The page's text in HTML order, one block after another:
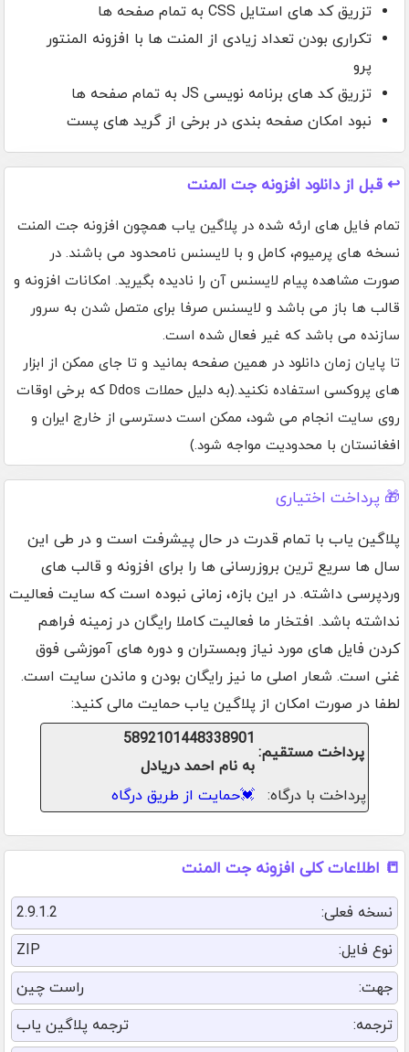
تزریق کد های استایل CSS به تمام صفحه ها
تکراری بودن تعداد زیادی از المنت ها با افزونه المنتور
پرو
تزریق کد های برنامه نویسی JS به تمام صفحه ها
نبود امکان صفحه بندی در برخی از گرید های پست
↩️ قبل از دانلود افزونه جت المنت
تمام فایل های ارئه شده در پلاگین یاب همچون افزونه جت المنت
نسخه های پرمیوم، کامل و با لایسنس نامحدود می باشند. در
صورت مشاهده پیام لایسنس آن را نادیده بگیرید. امکانات افزونه و
قالب ها باز می باشد و لایسنس صرفا برای متصل شدن به سرور
سازنده می باشد که غیر فعال شده است.
تا پایان زمان دانلود در همین صفحه بمانید و تا جای ممکن از ابزار
های پروکسی استفاده نکنید.(به دلیل حملات Ddos که برخی اوقات
روی سایت انجام می شود، ممکن است دسترسی از خارج ایران و
افغانستان با محدودیت مواجه شود.)
🎁 پرداخت اختیاری
پلاگین یاب با تمام قدرت در حال پیشرفت است و در طی این
سال ها سریع ترین بروزرسانی ها را برای افزونه و قالب های
وردپرسی داشته. در این بازه، زمانی نبوده است که سایت فعالیت
نداشته باشد. افتخار ما فعالیت کاملا رایگان در زمینه فراهم
کردن فایل های مورد نیاز وبمستران و دوره های آموزشی فوق
غنی است. شعار اصلی ما نیز رایگان بودن و ماندن سایت است.
لطفا در صورت امکان از پلاگین یاب حمایت مالی کنید:
پرداخت مستقیم:
5892101448338901
به نام احمد دریادل
پرداخت با درگاه:
💓حمایت از طریق درگاه
📒 اطلاعات کلی افزونه جت المنت
نسخه فعلی:
2.9.1.2
نوع فایل:
ZIP
جهت:
راست چین
ترجمه:
ترجمه پلاگین یاب